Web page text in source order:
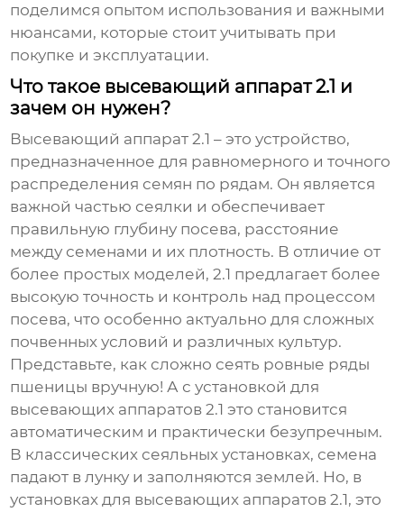
поделимся опытом использования и важными
нюансами, которые стоит учитывать при
покупке и эксплуатации.
Что такое высевающий аппарат 2.1 и
зачем он нужен?
Высевающий аппарат 2.1 – это устройство,
предназначенное для равномерного и точного
распределения семян по рядам. Он является
важной частью сеялки и обеспечивает
правильную глубину посева, расстояние
между семенами и их плотность. В отличие от
более простых моделей, 2.1 предлагает более
высокую точность и контроль над процессом
посева, что особенно актуально для сложных
почвенных условий и различных культур.
Представьте, как сложно сеять ровные ряды
пшеницы вручную! А сустановкой для
высевающих аппаратов 2.1 это становится
автоматическим и практически безупречным.
В классических сеяльных установках, семена
падают в лунку и заполняются землей. Но, в
установках для высевающих аппаратов 2.1, это